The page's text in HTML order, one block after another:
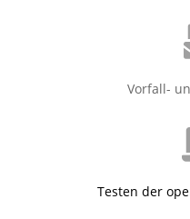
Vorfall-
Testen der